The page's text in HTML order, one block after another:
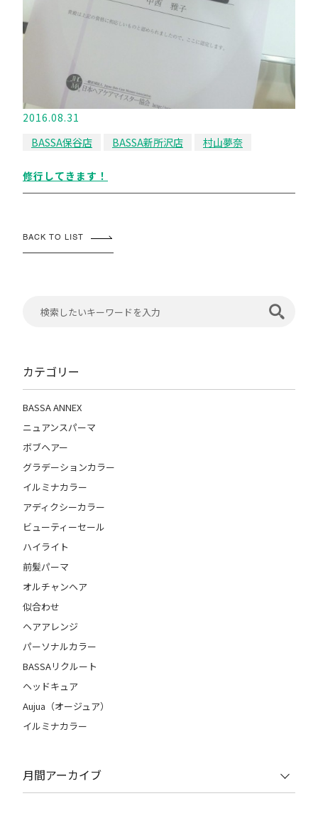
2016.08.31
BASSA保谷店
BASSA新所沢店 村山夢奈
修行してきます！
BACK TO LIST
カテゴリー
BASSA ANNEX
ニュアンスパーマ
ボブヘアー
グラデーションカラー
イルミナカラー
アディクシーカラー
ビューティーセール
ハイライト
前髪パーマ
オルチャンヘア
似合わせ
ヘアアレンジ
パーソナルカラー
BASSAリクルート
ヘッドキュア
Aujua（オージュア）
イルミナカラー
月間アーカイブ